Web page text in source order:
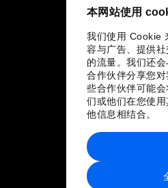
本网站使用
我们使用 Cookie
容与广告、提供
的流量。我们还
合作伙伴分享您
些合作伙伴可能
们或他们在您使
他信息相结合。